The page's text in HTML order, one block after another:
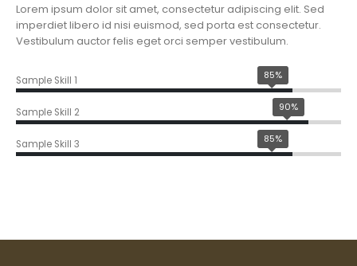
Lorem ipsum dolor sit amet, consectetur adipiscing elit. Sed
imperdiet libero id nisi euismod, sed porta est consectetur.
Vestibulum auctor felis eget orci semper vestibulum.
Sample Skill 1 85%
Sample Skill 2 90%
Sample Skill 3 85%